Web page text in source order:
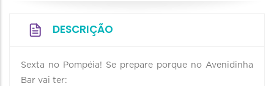
DESCRIÇÃO
Sexta no Pompéia! Se prepare porque no Avenidinha
Bar vai ter: